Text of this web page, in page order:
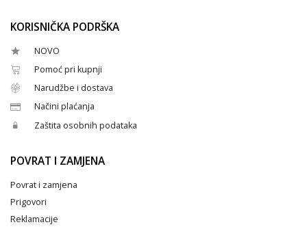
KORISNIČKA PODRŠKA
NOVO
Pomoć pri kupnji
Narudžbe i dostava
Načini plaćanja
Zaštita osobnih podataka
POVRAT I ZAMJENA
Povrat i zamjena
Prigovori
Reklamacije